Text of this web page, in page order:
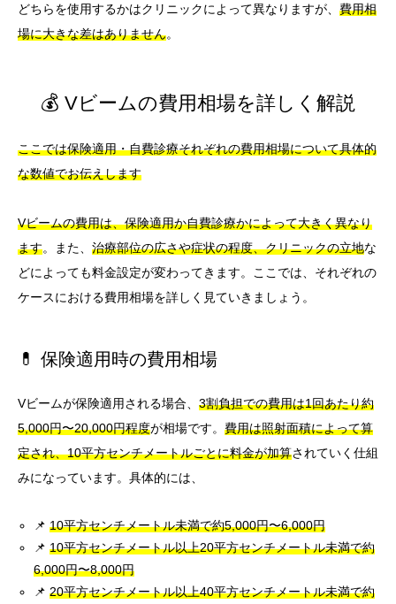
どちらを使用するかはクリニックによって異なりますが、 費用相
場に大きな差はありません。
💰 Vビームの費用相場を詳しく解説
ここでは保険適用・自費診療それぞれの費用相場について具体的
な数値でお伝えします
Vビームの費用は、保険適用か自費診療かによって大きく異なり
ます。また、 治療部位の広さや症状の程度、クリニックの立地な
どによっても料金設定が変わってきます。ここでは、それぞれの
ケースにおける費用相場を詳しく見ていきましょう。
💊 保険適用時の費用相場
Vビームが保険適用される場合、 3割負担での費用は1回あたり約
5,000円〜20,000円程度が相場です。 費用は照射面積によって算
定され、10平方センチメートルごとに料金が加算されていく仕組
みになっています。具体的には、
📌10平方センチメートル未満で約5,000円〜6,000円
📌10平方センチメートル以上20平方センチメートル未満で約
6,000円〜8,000円
📌20平方センチメートル以上40平方センチメートル未満で約